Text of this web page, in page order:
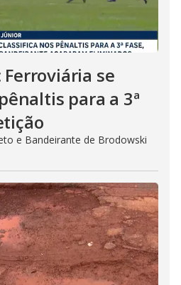
se
para a 3ª
e Bandeirante de Brodowski